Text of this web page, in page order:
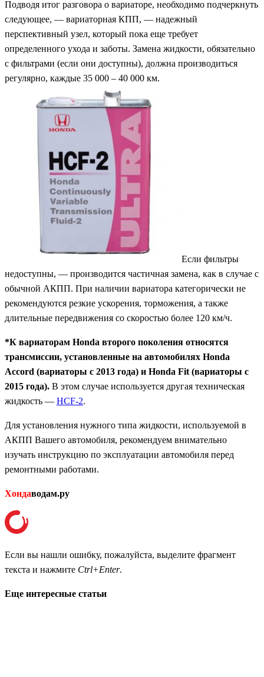
Подводя итог разговора о вариаторе, необходимо подчеркнуть
следующее, — вариаторная КПП, — надежный
перспективный узел, который пока еще требует
определенного ухода и заботы. Замена жидкости, обязательно
с фильтрами (если они доступны), должна производиться
регулярно, каждые 35 000 – 40 000 км.
Если фильтры
недоступны, — производится частичная замена, как в случае с
обычной АКПП. При наличии вариатора категорически не
рекомендуются резкие ускорения, торможения, а также
длительные передвижения со скоростью более 120 км/ч.
*К вариаторам Honda второго поколения относятся
трансмиссии, установленные на автомобилях Honda
Accord (вариаторы с 2013 года) и Honda Fit (вариаторы с
2015 года). В этом случае используется другая техническая
жидкость — HCF-2.
Для установления нужного типа жидкости, используемой в
АКПП Вашего автомобиля, рекомендуем внимательно
изучать инструкцию по эксплуатации автомобиля перед
ремонтными работами.
Хондаводам.ру
Если вы нашли ошибку, пожалуйста, выделите фрагмент
текста и нажмите Ctrl+Enter.
Еще интересные статьи